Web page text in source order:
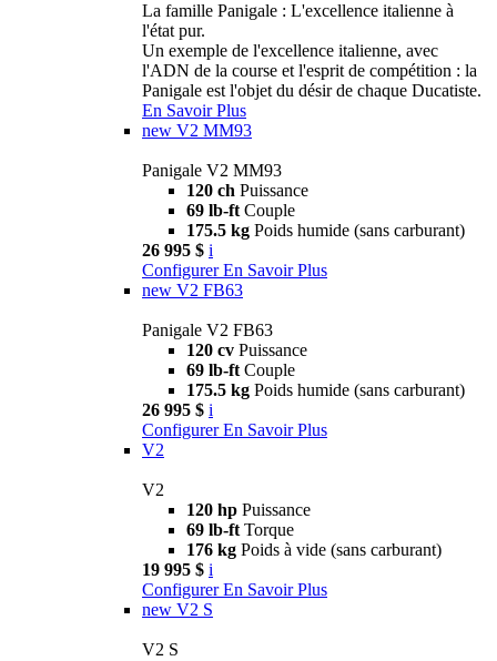
La famille Panigale : L'excellence italienne à
l'état pur.
Un exemple de l'excellence italienne, avec
l'ADN de la course et l'esprit de compétition : la
Panigale est l'objet du désir de chaque Ducatiste.
En Savoir Plus
new V2 MM93
Panigale V2 MM93
120 ch Puissance
69 lb-ft Couple
175.5 kg Poids humide (sans carburant)
26 995 $ i
Configurer En Savoir Plus
new V2 FB63
Panigale V2 FB63
120 cv Puissance
69 lb-ft Couple
175.5 kg Poids humide (sans carburant)
26 995 $ i
Configurer En Savoir Plus
V2
V2
120 hp Puissance
69 lb-ft Torque
176 kg Poids à vide (sans carburant)
19 995 $ i
Configurer En Savoir Plus
new V2 S
V2 S